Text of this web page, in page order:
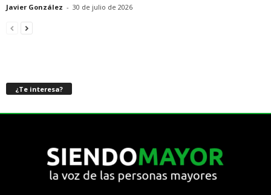
Javier González - 30 de julio de 2026
¿Te interesa?